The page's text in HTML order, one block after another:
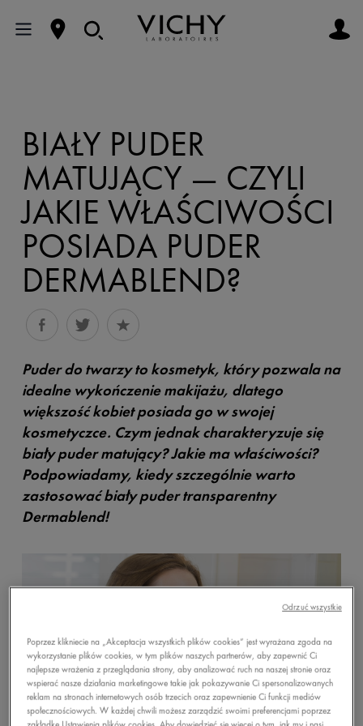
BIAŁY PUDER
MATUJĄCY — CZYLI
JAKIE WŁAŚCIWOŚCI
POSIADA PUDER
DERMABLEND?
Puder do twarzy to kosmetyk, który pozwala na
idealne wykończenie makijażu, dlatego
większość kobiet posiada go w swojej
kosmetyczce. Czym jednak charakteryzuje się
biały puder matujący? Jakie ma właściwości?
Podpowiadamy, kiedy szczególnie warto
zastosować biały puder transparentny
Dermablend!
Poprzez klikniecie na „Akceptacja wszystkich plików cookies” jest wyrażana zgoda na
wykorzystanie plików cookies, w tym plików naszych partnerów, aby zapewnić Ci
najlepsze wrażenia z przeglądania strony, aby analizować ruch na naszej stronie oraz
wspierać nasze działania marketingowe takie jak pokazywanie Ci spersonalizowanych
reklam na stronach internetowych osób trzecich oraz zapewnienie Ci funkcji mediów
społecznościowych. W każdej chwili możesz zarządzić swoimi preferencjami poprzez
Odrzuć wszystkie